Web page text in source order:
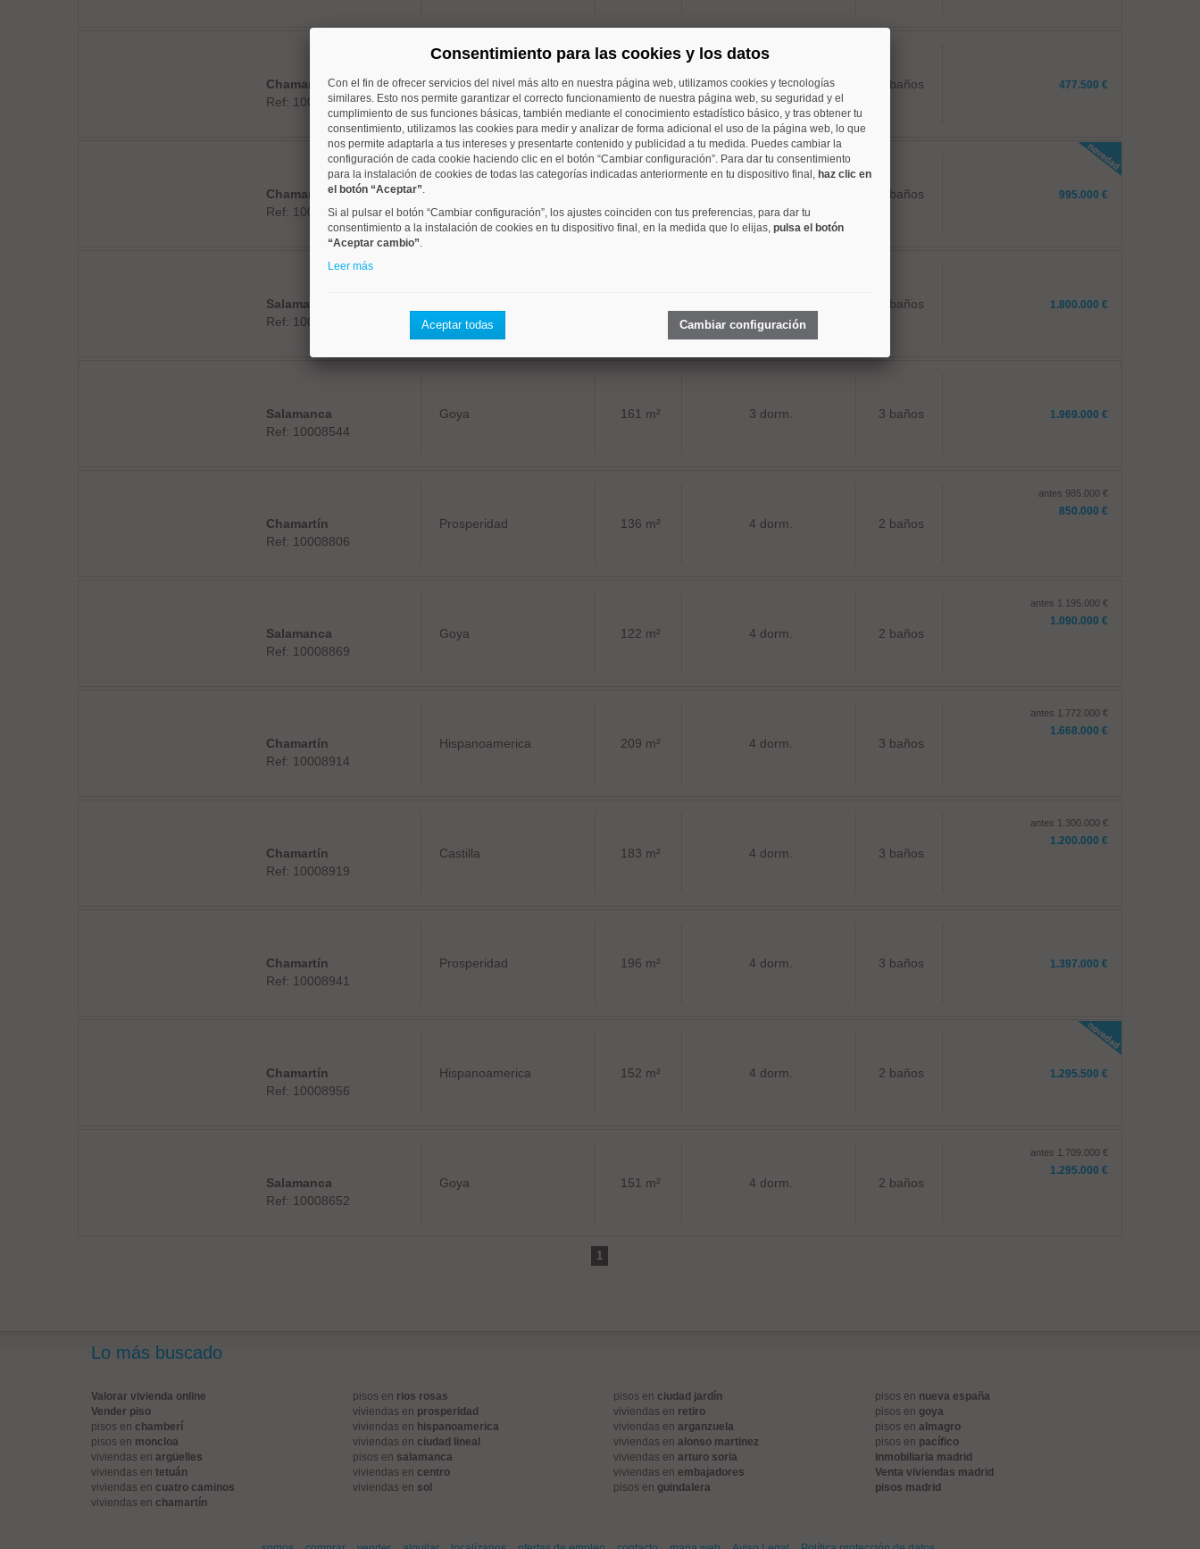
Chamartín
Ref: 10008852
Prosperidad 74 m² 3 dorm. 1 baños 477.500 €
Chamartín
Ref: 10008958
3 baños 995.000 €
Salamanca
Ref: 10008524
2 baños 1.800.000 €
Salamanca
Ref: 10008544
Goya 161 m² 3 dorm. 3 baños 1.969.000 €
Chamartín
Ref: 10008806
Prosperidad 136 m² 4 dorm. 2 baños
antes 985.000 €
850.000 €
Salamanca
Ref: 10008869
Goya 122 m² 4 dorm. 2 baños
antes 1.195.000 €
1.090.000 €
Chamartín
Ref: 10008914
Hispanoamerica 209 m² 4 dorm. 3 baños
antes 1.772.000 €
1.668.000 €
Chamartín
Ref: 10008919
Castilla 183 m² 4 dorm. 3 baños
antes 1.300.000 €
1.200.000 €
Chamartín
Ref: 10008941
Prosperidad 196 m² 4 dorm. 3 baños 1.397.000 €
Chamartín
Ref: 10008956
Hispanoamerica 152 m² 4 dorm. 2 baños 1.295.500 €
Salamanca
Ref: 10008652
Goya 151 m² 4 dorm. 2 baños
antes 1.709.000 €
1.295.000 €
1
Lo más buscado
Valorar vivienda online
Vender piso
pisos en chamberí
pisos en moncloa
viviendas en argüelles
viviendas en tetuán
viviendas en cuatro caminos
viviendas en chamartín
pisos en rios rosas
viviendas en prosperidad
viviendas en hispanoamerica
viviendas en ciudad lineal
pisos en salamanca
viviendas en centro
viviendas en sol
pisos en ciudad jardín
viviendas en retiro
viviendas en arganzuela
viviendas en alonso martinez
viviendas en arturo soria
viviendas en embajadores
pisos en guindalera
pisos en nueva españa
pisos en goya
pisos en almagro
pisos en pacífico
inmobiliaria madrid
Venta viviendas madrid
pisos madrid
Consentimiento para las cookies y los datos
Con el fin de ofrecer servicios del nivel más alto en nuestra página web, utilizamos cookies y tecnologías
similares. Esto nos permite garantizar el correcto funcionamiento de nuestra página web, su seguridad y el
cumplimiento de sus funciones básicas, también mediante el conocimiento estadístico básico, y tras obtener tu
consentimiento, utilizamos las cookies para medir y analizar de forma adicional el uso de la página web, lo que
nos permite adaptarla a tus intereses y presentarte contenido y publicidad a tu medida. Puedes cambiar la
configuración de cada cookie haciendo clic en el botón “Cambiar configuración”. Para dar tu consentimiento
para la instalación de cookies de todas las categorías indicadas anteriormente en tu dispositivo final, haz clic en
el botón “Aceptar”.
Si al pulsar el botón “Cambiar configuración”, los ajustes coinciden con tus preferencias, para dar tu
consentimiento a la instalación de cookies en tu dispositivo final, en la medida que lo elijas, pulsa el botón
“Aceptar cambio”.
Leer más
Aceptar todas Cambiar configuración